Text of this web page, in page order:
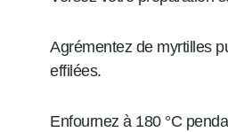
Agrémentez de myrtilles
effilées.
Enfournez à 180 °C